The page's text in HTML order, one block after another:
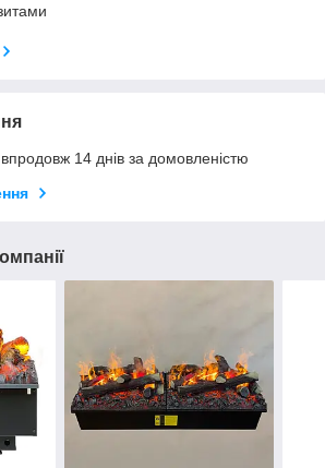
14 днів за домовленістю